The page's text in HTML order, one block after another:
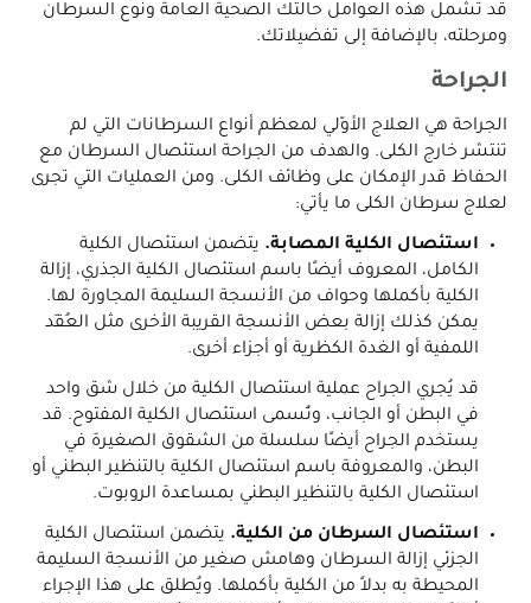
قد تشمل هذه العوامل حالتك الصحية العامة ونوع السرطان
ومرحلته، بالإضافة إلى تفضيلاتك.
الجراحة
الجراحة هي العلاج الأوّلي لمعظم أنواع السرطانات التي لم
تنتشر خارج الكلى. والهدف من الجراحة استئصال السرطان مع
الحفاظ قدر الإمكان على وظائف الكلى. ومن العمليات التي تجرى
لعلاج سرطان الكلى ما يأتي:
استئصال الكلية المصابة. يتضمن استئصال الكلية
الكامل، المعروف أيضًا باسم استئصال الكلية الجذري، إزالة
الكلية بأكملها وحواف من الأنسجة السليمة المجاورة لها.
يمكن كذلك إزالة بعض الأنسجة القريبة الأخرى مثل العُقَد
اللمفية أو الغدة الكظرية أو أجزاء أخرى.
قد يُجري الجراح عملية استئصال الكلية من خلال شق واحد
في البطن أو الجانب، وتُسمى استئصال الكلية المفتوح. قد
يستخدم الجراح أيضًا سلسلة من الشقوق الصغيرة في
البطن، والمعروفة باسم استئصال الكلية بالتنظير البطني أو
استئصال الكلية بالتنظير البطني بمساعدة الروبوت.
استئصال السرطان من الكلية. يتضمن استئصال الكلية
الجزئي إزالة السرطان وهامش صغير من الأنسجة السليمة
المحيطة به بدلاً من الكلية بأكملها. ويُطلق على هذا الإجراء